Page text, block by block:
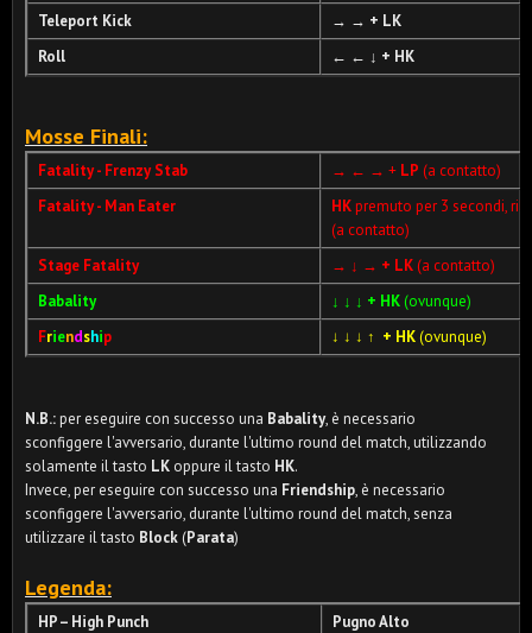
Teleport Kick
→ → + LK
Roll
← ← ↓ + HK
Mosse Finali:
Fatality - Frenzy Stab → ← → + LP (a contatto)
Fatality - Man Eater
HKpremuto per 3 secondi,
(a contatto)
Stage Fatality
→ ↓ → + LK(a contatto)
Babality
↓ ↓ ↓ + HK(ovunque)
Friendship ↓ ↓ ↓ ↑ + HK(ovunque)
N.B.:per eseguire con successo una Babality, è necessario
sconfiggere l'avversario, durante l'ultimo round del match, utilizzando
solamente il tasto LK oppure il tasto HK.
Invece, per eseguire con successo una Friendship, è necessario
sconfiggere l'avversario, durante l'ultimo round del match, senza
utilizzare il tasto Block (Parata)
Legenda:
HP – High Punch
Pugno Alto